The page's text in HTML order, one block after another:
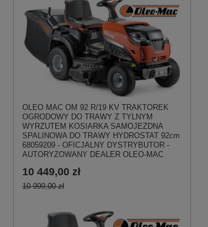
OLEO MAC OM 92 R/19 KV TRAKTOREK
OGRODOWY DO TRAWY Z TYLNYM
WYRZUTEM KOSIARKA SAMOJEZDNA
SPALINOWA DO TRAWY HYDROSTAT 92cm
68059209 - OFICJALNY DYSTRYBUTOR -
AUTORYZOWANY DEALER OLEO-MAC
10 449,00 zł
10 999,00 zł